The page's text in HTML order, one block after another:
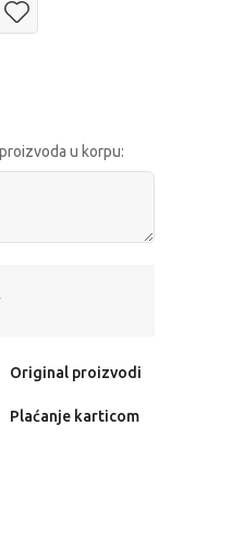
u korpu:
Original proizvodi
Plaćanje karticom